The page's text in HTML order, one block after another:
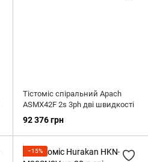
Тістоміс спіральний Apach
ASMX42F 2s 3ph дві швидкості
92 376 грн
−15%